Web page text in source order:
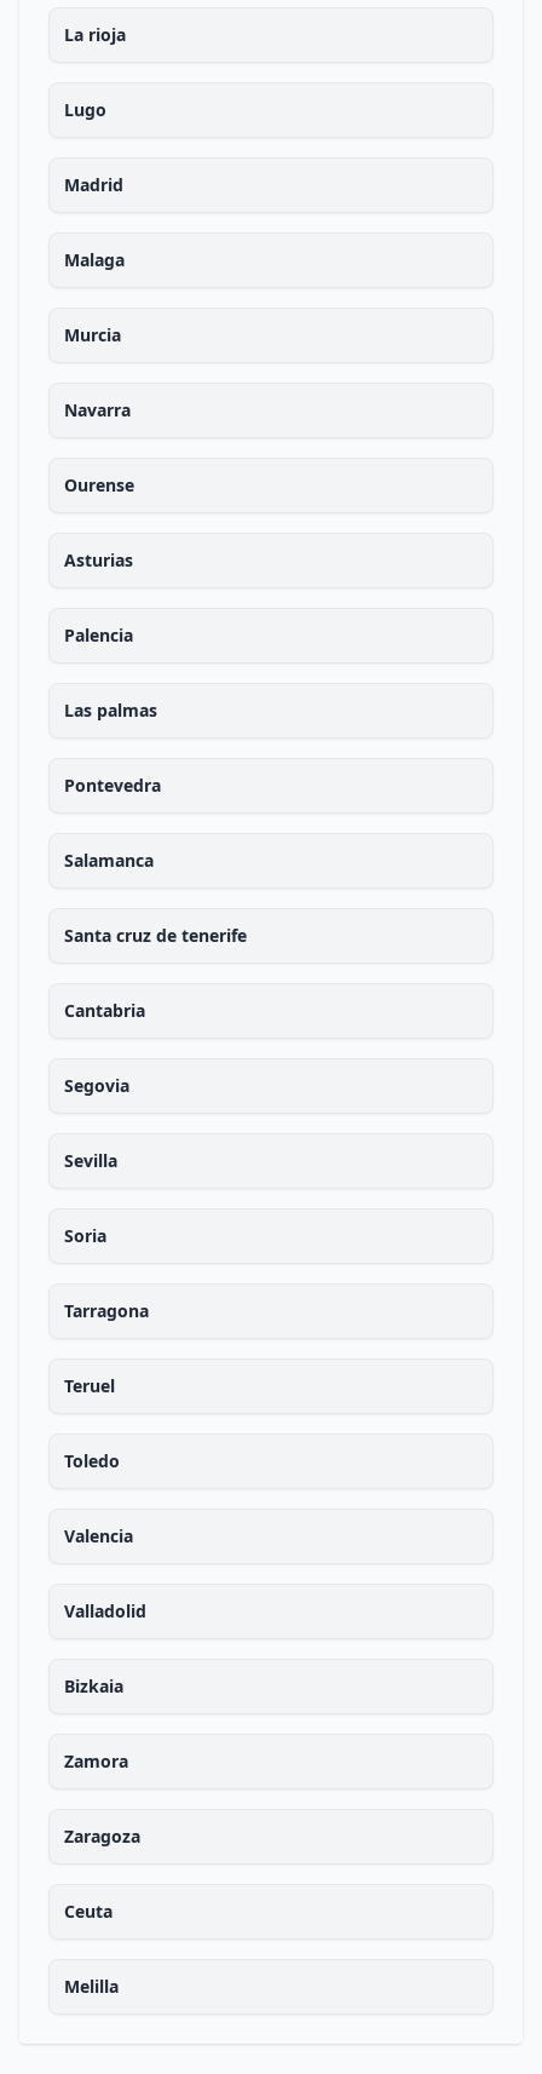
La rioja
Lugo
Madrid
Malaga
Murcia
Navarra
Ourense
Asturias
Palencia
Las palmas
Pontevedra
Salamanca
Santa cruz de tenerife
Cantabria
Segovia
Sevilla
Soria
Tarragona
Teruel
Toledo
Valencia
Valladolid
Bizkaia
Zamora
Zaragoza
Ceuta
Melilla